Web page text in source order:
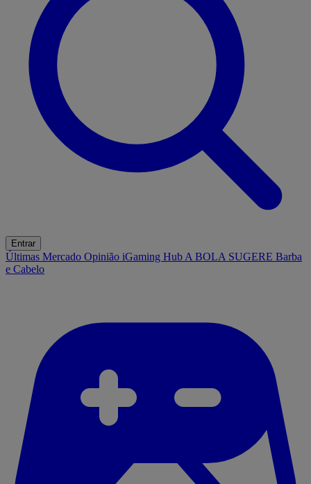
Entrar
Últimas Mercado Opinião iGaming Hub A BOLA SUGERE Barba
e Cabelo